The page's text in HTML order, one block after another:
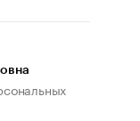
Как живет глава